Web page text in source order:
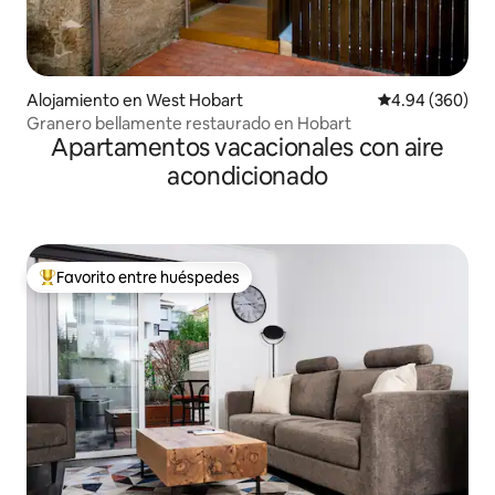
Alojamiento en West Hobart Calificación
4.94 (360)
Granero bellamente restaurado en Hobart
Apartamentos vacacionales con aire
acondicionado
Favorito entre huéspedes preferido
Favorito entre huéspedes